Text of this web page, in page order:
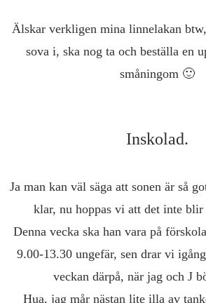
Älskar verkligen mina linnelakan
sova i, ska nog ta och beställa en
småningom 🙂
Inskolad.
Ja man kan väl säga att sonen är så
klar, nu hoppas vi att det inte blir
Denna vecka ska han vara på
9.00-13.30 ungefär, sen drar vi
veckan därpå, när jag och J
Hua, jag mår nästan lite illa av